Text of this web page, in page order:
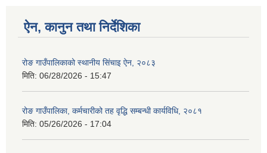
ऐन, कानुन तथा निर्देशिका
रोङ गाउँपालिकाको स्थानीय सिंचाइ ऐन, २०८३
मिति: 06/28/2026 - 15:47
रोङ गाउँपालिका, कर्मचारीको तह वृद्धि सम्बन्धी कार्यविधि, २०८१
मिति: 05/26/2026 - 17:04